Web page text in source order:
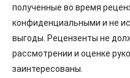
полученные во время
конфиденциальными и не
выгоды. Рецензенты не
рассмотрении и оценке
заинтересованы.